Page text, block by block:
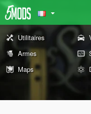
Utilitaires
Armes
Maps